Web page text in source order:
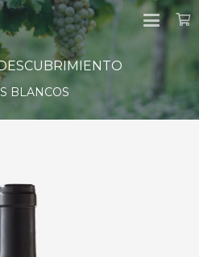
BLANCOS